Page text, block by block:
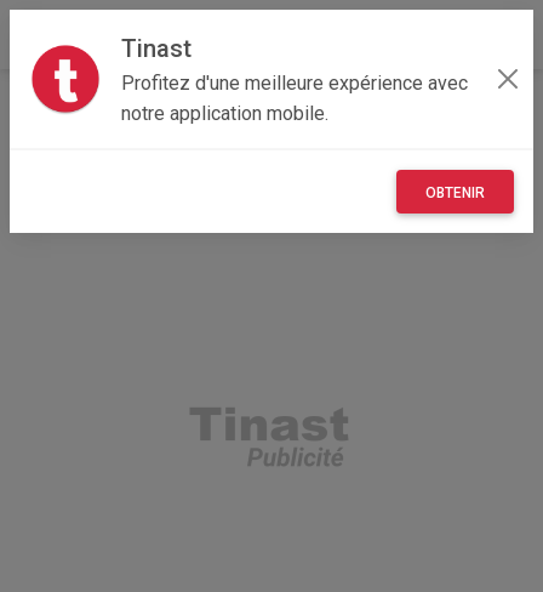
Tinast
Profitez d'une meilleure expérience avec
notre application mobile.
OBTENIR
Accueil Recherche
Auvergne-Rhône-Alpes